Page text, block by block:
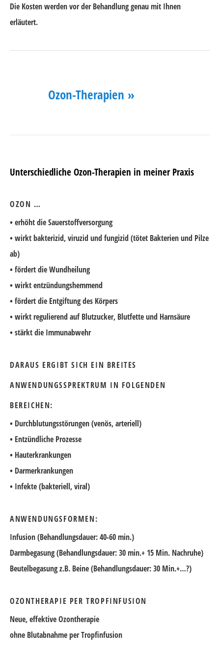
Die Kosten werden vor der Behandlung genau mit Ihnen
erläutert.
Ozon-Therapien »
Unterschiedliche Ozon-Therapien in meiner Praxis
OZON …
• erhöht die Sauerstoffversorgung
• wirkt bakterizid, viruzid und fungizid (tötet Bakterien und Pilze
ab)
• fördert die Wundheilung
• wirkt entzündungshemmend
• fördert die Entgiftung des Körpers
• wirkt regulierend auf Blutzucker, Blutfette und Harnsäure
• stärkt die Immunabwehr
DARAUS ERGIBT SICH EIN BREITES
ANWENDUNGSSPREKTRUM IN FOLGENDEN
BEREICHEN:
• Durchblutungsstörungen (venös, arteriell)
• Entzündliche Prozesse
• Hauterkrankungen
• Darmerkrankungen
• Infekte (bakteriell, viral)
ANWENDUNGSFORMEN:
Infusion (Behandlungsdauer: 40-60 min.)
Darmbegasung (Behandlungsdauer: 30 min.+ 15 Min. Nachruhe)
Beutelbegasung z.B. Beine (Behandlungsdauer: 30 Min.+…?)
OZONTHERAPIE PER TROPFINFUSION
Neue, effektive Ozontherapie
ohne Blutabnahme per Tropfinfusion